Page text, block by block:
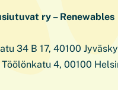
ry – Renewables
34 B 17, 40100
4, 00100